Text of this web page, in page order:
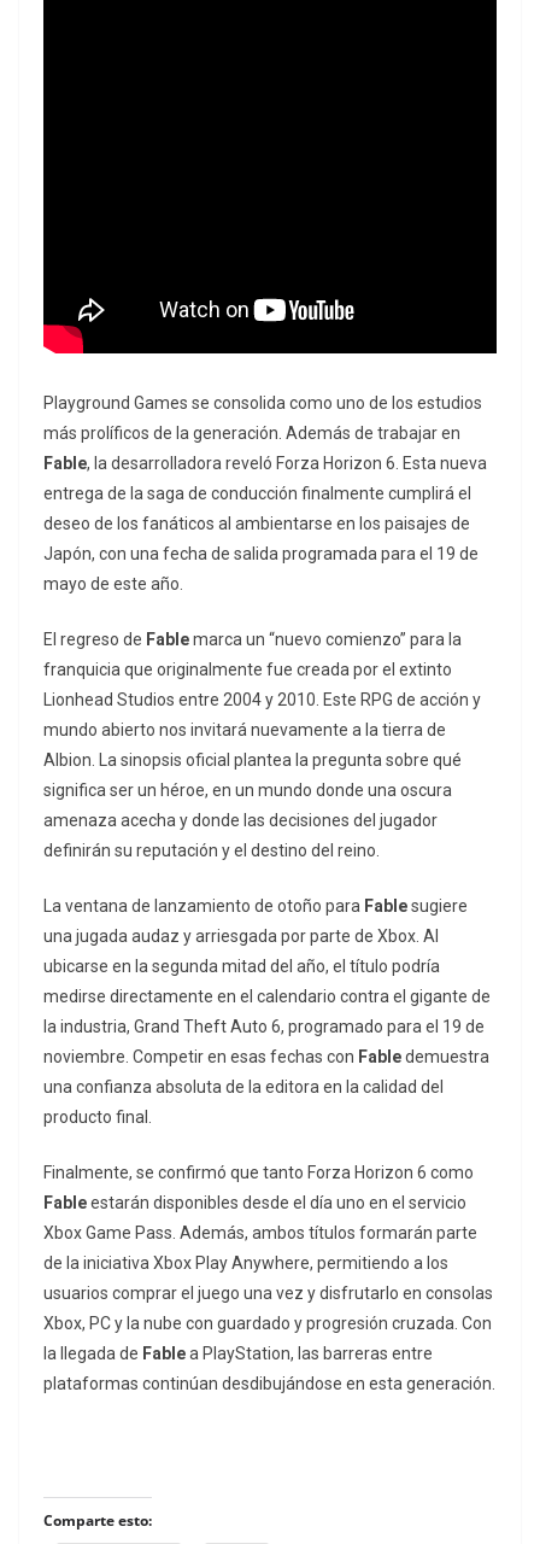
Playground Games se consolida como uno de los estudios
más prolíficos de la generación. Además de trabajar en
Fable, la desarrolladora reveló Forza Horizon 6 . Esta nueva
entrega de la saga de conducción finalmente cumplirá el
deseo de los fanáticos al ambientarse en los paisajes de
Japón, con una fecha de salida programada para el 19 de
mayo de este año.
El regreso de Fablemarca un “nuevo comienzo” para la
franquicia que originalmente fue creada por el extinto
Lionhead Studios entre 2004 y 2010. Este RPG de acción y
mundo abierto nos invitará nuevamente a la tierra de
Albion. La sinopsis oficial plantea la pregunta sobre qué
significa ser un héroe, en un mundo donde una oscura
amenaza acecha y donde las decisiones del jugador
definirán su reputación y el destino del reino.
La ventana de lanzamiento de otoño para Fablesugiere
una jugada audaz y arriesgada por parte de Xbox. Al
ubicarse en la segunda mitad del año, el título podría
medirse directamente en el calendario contra el gigante de
la industria, Grand Theft Auto 6, programado para el 19 de
noviembre. Competir en esas fechas con Fabledemuestra
una confianza absoluta de la editora en la calidad del
producto final.
Finalmente, se confirmó que tanto Forza Horizon 6 como
Fableestarán disponibles desde el día uno en el servicio
Xbox Game Pass. Además, ambos títulos formarán parte
de la iniciativa Xbox Play Anywhere, permitiendo a los
usuarios comprar el juego una vez y disfrutarlo en consolas
Xbox, PC y la nube con guardado y progresión cruzada. Con
la llegada de Fablea PlayStation, las barreras entre
plataformas continúan desdibujándose en esta generación.
Comparte esto: